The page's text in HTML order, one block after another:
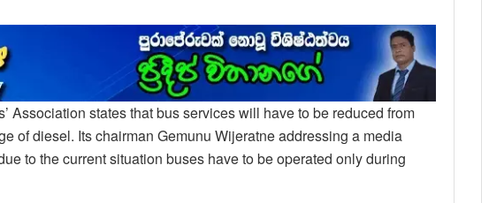
Association states that bus services will have to be reduced from
of diesel. Its chairman Gemunu Wijeratne addressing a media
to the current situation buses have to be operated only during